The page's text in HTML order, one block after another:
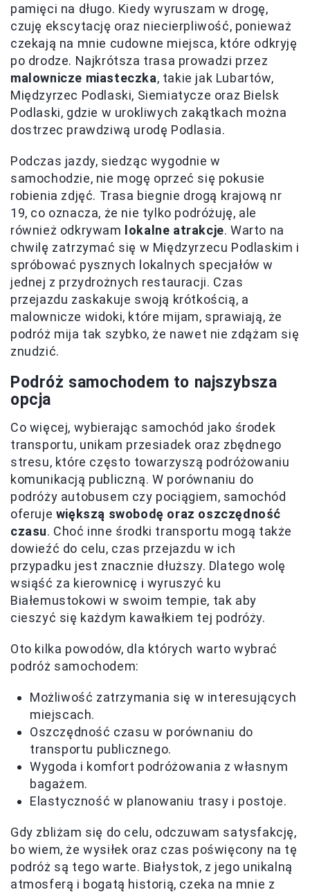
pamięci na długo. Kiedy wyruszam w drogę,
czuję ekscytację oraz niecierpliwość, ponieważ
czekają na mnie cudowne miejsca, które odkryję
po drodze. Najkrótsza trasa prowadzi przez
malownicze miasteczka, takie jak Lubartów,
Międzyrzec Podlaski, Siemiatycze oraz Bielsk
Podlaski, gdzie w urokliwych zakątkach można
dostrzec prawdziwą urodę Podlasia.
Podczas jazdy, siedząc wygodnie w
samochodzie, nie mogę oprzeć się pokusie
robienia zdjęć. Trasa biegnie drogą krajową nr
19, co oznacza, że nie tylko podróżuję, ale
również odkrywam
lokalne atrakcje. Warto na
chwilę zatrzymać się w Międzyrzecu Podlaskim i
spróbować pysznych lokalnych specjałów w
jednej z przydrożnych restauracji. Czas
przejazdu zaskakuje swoją krótkością, a
malownicze widoki, które mijam, sprawiają, że
podróż mija tak szybko, że nawet nie zdążam się
znudzić.
Podróż samochodem to najszybsza
opcja
Co więcej, wybierając samochód jako środek
transportu, unikam przesiadek oraz zbędnego
stresu, które często towarzyszą podróżowaniu
komunikacją publiczną. W porównaniu do
podróży autobusem czy pociągiem, samochód
oferuje większą swobodę oraz oszczędność
czasu. Choć inne środki transportu mogą także
dowieźć do celu, czas przejazdu w ich
przypadku jest znacznie dłuższy. Dlatego wolę
wsiąść za kierownicę i wyruszyć ku
Białemustokowi w swoim tempie, tak aby
cieszyć się każdym kawałkiem tej podróży.
Oto kilka powodów, dla których warto wybrać
podróż samochodem:
Możliwość zatrzymania się w interesujących
miejscach.
Oszczędność czasu w porównaniu do
transportu publicznego.
Wygoda i komfort podróżowania z własnym
bagażem.
Elastyczność w planowaniu trasy i postoje.
Gdy zbliżam się do celu, odczuwam satysfakcję,
bo wiem, że wysiłek oraz czas poświęcony na tę
podróż są tego warte. Białystok, z jego unikalną
atmosferą i bogatą historią, czeka na mnie z